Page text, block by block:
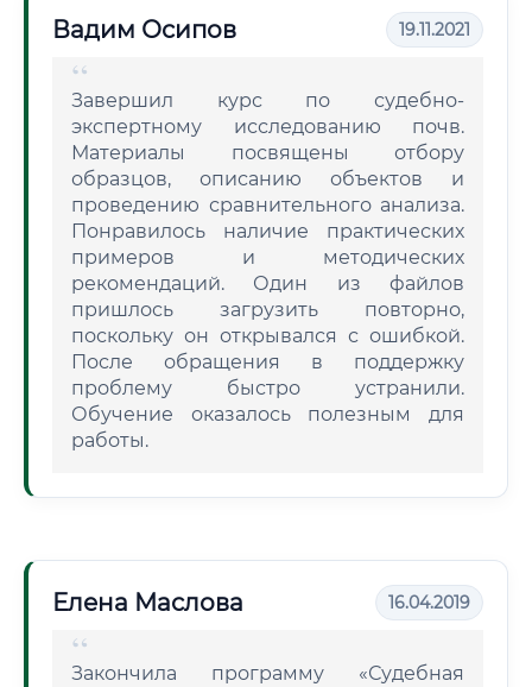
Вадим Осипов 19.11.2021
Завершил курс по судебно-
экспертному исследованию почв.
Материалы посвящены отбору
образцов, описанию объектов и
проведению сравнительного анализа.
Понравилось наличие практических
примеров и методических
рекомендаций. Один из файлов
пришлось загрузить повторно,
поскольку он открывался с ошибкой.
После обращения в поддержку
проблему быстро устранили.
Обучение оказалось полезным для
работы.
Елена Маслова 16.04.2019
Закончила программу «Судебная